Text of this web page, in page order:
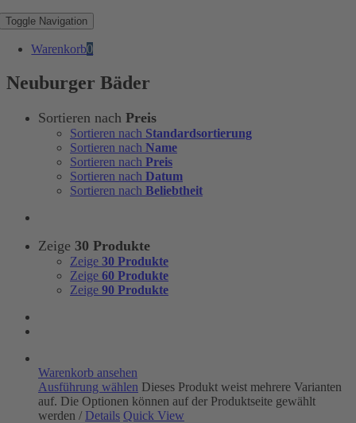
Toggle Navigation
Warenkorb0
Neuburger Bäder
Sortieren nach Preis
Sortieren nach Standardsortierung
Sortieren nach Name
Sortieren nach Preis
Sortieren nach Datum
Sortieren nach Beliebtheit
Zeige 30 Produkte
Zeige 30 Produkte
Zeige 60 Produkte
Zeige 90 Produkte
Warenkorb ansehen
Ausführung wählen Dieses Produkt weist mehrere Varianten
auf. Die Optionen können auf der Produktseite gewählt
werden / Details Quick View